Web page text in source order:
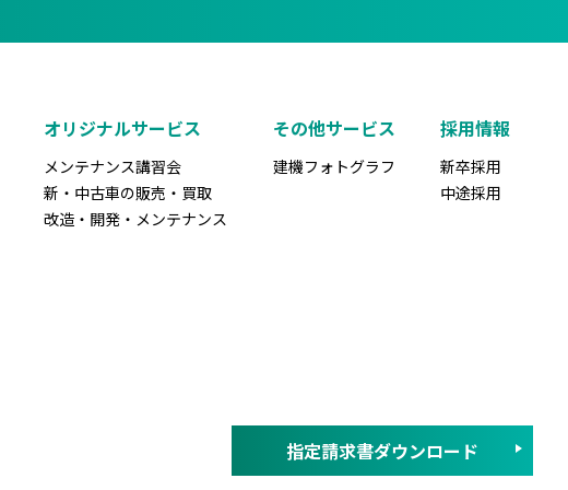
オリジナルサービス
メンテナンス講習会
新・中古車の販売・買取
改造・開発・メンテナンス
その他サービス
建機フォトグラフ
採用情報
新卒採用
中途採用
指定請求書ダウンロード